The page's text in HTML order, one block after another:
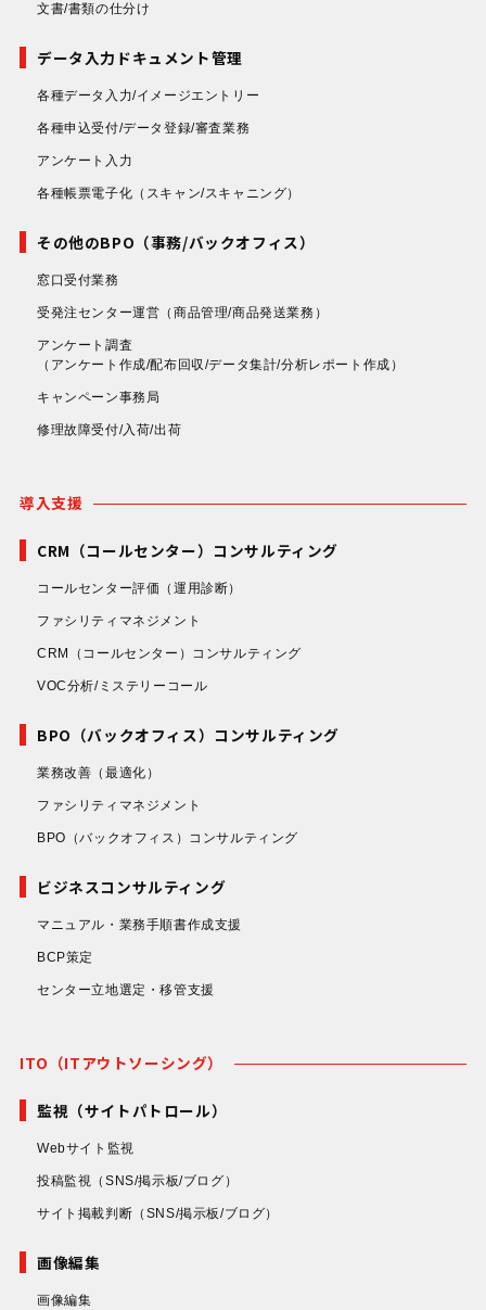
文書/書類の仕分け
データ入力ドキュメント管理
各種データ入力/イメージエントリー
各種申込受付/データ登録/審査業務
アンケート入力
各種帳票電子化 （スキャン/スキャニング）
その他のBPO（事務/バックオフィス）
窓口受付業務
受発注センター運営 （商品管理/商品発送業務）
アンケート調査
（アンケート作成/配布回収/データ集計/分析レポート作成）
キャンペーン事務局
修理故障受付/入荷/出荷
導入支援
CRM（コールセンター）コンサルティング
コールセンター評価 （運用診断）
ファシリティマネジメント
CRM（コールセンター）コンサルティング
VOC分析/ミステリーコール
BPO（バックオフィス）コンサルティング
業務改善 （最適化）
ファシリティマネジメント
BPO（バックオフィス）コンサルティング
ビジネスコンサルティング
マニュアル・業務手順書作成支援
BCP策定
センター立地選定・移管支援
ITO（ITアウトソーシング）
監視（サイトパトロール）
Webサイト監視
投稿監視 （SNS/掲示板/ブログ）
サイト掲載判断 （SNS/掲示板/ブログ）
画像編集
画像編集